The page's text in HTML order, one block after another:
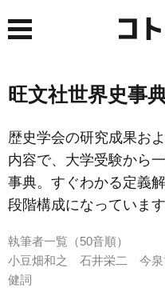
旺文社世界史事
歴史学会の研究成果お
内容で、大学受験から
事典。すぐわかる定義
段階構成になっていま
執筆者一覧（50音順）
小豆畑和之 石井栄二 今
健詞